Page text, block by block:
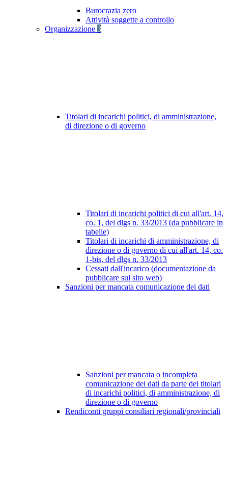
Burocrazia zero
Attività soggette a controllo
Organizzazione 3
Titolari di incarichi politici, di amministrazione,
di direzione o di governo
Titolari di incarichi politici di cui all'art. 14,
co. 1, del dlgs n. 33/2013 (da pubblicare in
tabelle)
Titolari di incarichi di amministrazione, di
direzione o di governo di cui all'art. 14, co.
1-bis, del dlgs n. 33/2013
Cessati dall'incarico (documentazione da
pubblicare sul sito web)
Sanzioni per mancata comunicazione dei dati
Sanzioni per mancata o incompleta
comunicazione dei dati da parte dei titolari
di incarichi politici, di amministrazione, di
direzione o di governo
Rendiconti gruppi consiliari regionali/provinciali